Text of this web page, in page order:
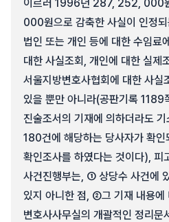
이르러 1996년 287, 252, 000
000원으로 감축한 사실이 인정되
법인 또는 개인 등에 대한 수임료
대한 사실조회, 개인에 대한 실제
서울지방변호사협회에 대한 사실
있을 뿐만 아니라(공판기록 1189
진술조서의 기재에 의하더라도
180건에 해당하는 당사자가 확
확인조사를 하였다는 것이다), 피
사건진행부는, ① 상당수 사건에
있지 아니한 점, ②그 기재 내용에
변호사사무실의 개괄적인 정리